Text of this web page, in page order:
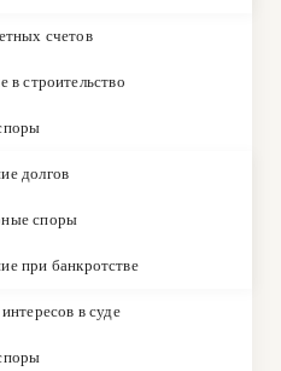
счетов
в строительство
долгов
споры
при банкротстве
в суде